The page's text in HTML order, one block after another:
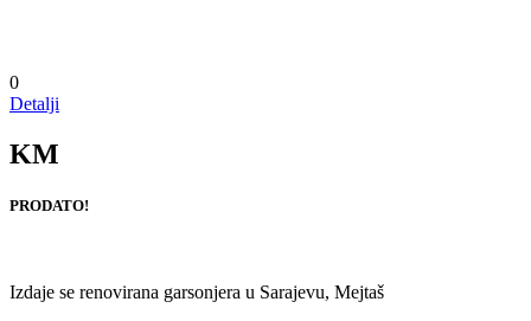
0
Detalji
KM
PRODATO!
Izdaje se renovirana garsonjera u Sarajevu, Mejtaš